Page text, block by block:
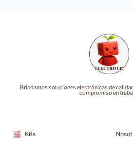
Brindamos soluciones electrónicas de
compromiso en
Kits